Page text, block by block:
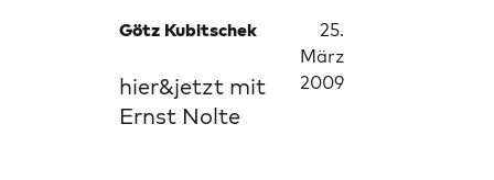
Götz Kubitschek
25.
März
2009
hier&jetzt mit
Ernst Nolte